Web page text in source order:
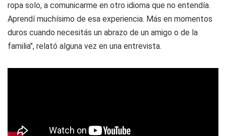
ropa solo, a comunicarme en otro idioma que no entendía.
Aprendí muchísimo de esa experiencia. Más en momentos
duros cuando necesitás un abrazo de un amigo o de la
familia", relató alguna vez en una entrevista.